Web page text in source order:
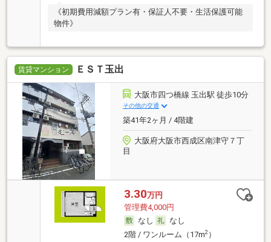
《初期費用減額プラン有・保証人不要・生活保護可能
物件》
賃貸マンション ＥＳＴ玉出
大阪市四つ橋線 玉出駅 徒歩10分
その他の交通
築41年2ヶ月 / 4階建
大阪府大阪市西成区南津守７丁
目
3.30万円
管理費4,000円
なし
なし
2階 / ワンルーム（17m2）